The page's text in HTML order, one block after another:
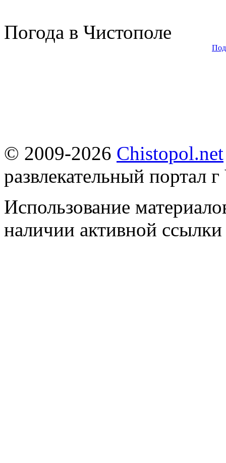
Погода в Чистополе
© 2009-2026 Chistopol.net
развлекательный портал
Использование
наличии активной